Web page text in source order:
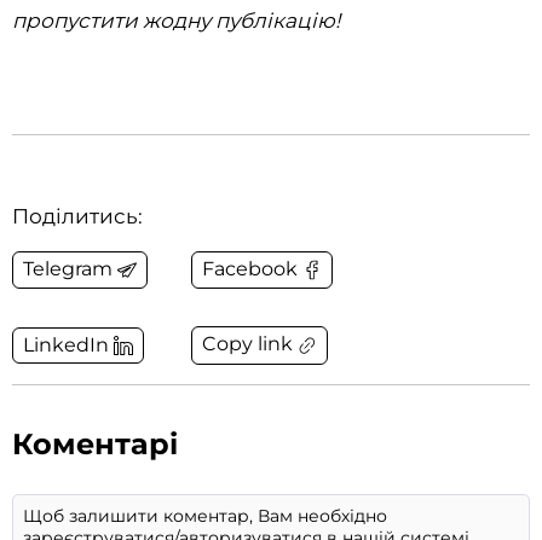
пропустити жодну публікацію!
Поділитись:
Telegram Facebook
LinkedIn Copy link
Коментарі